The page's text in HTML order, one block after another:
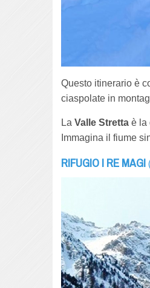
Questo itinerario è
ciaspolate in
LaValle Stretta è la
Immagina il fiume
RIFUGIO I RE MAGI